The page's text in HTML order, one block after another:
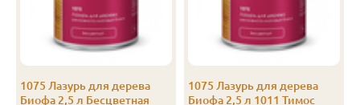
135
В-С 28 135 4.0
1075 Лазурь для дерева
Биофа 2,5 л Бесцветная
1075 Лазурь для дерева
Биофа 2,5 л 1011 Тимос